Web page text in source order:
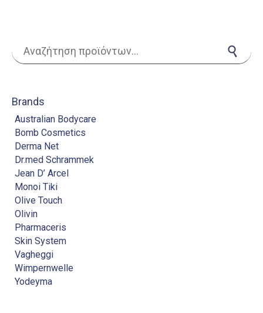
Brands
Australian Bodycare
Bomb Cosmetics
Derma Net
Dr.med Schrammek
Jean D’ Arcel
Monoi Tiki
Olive Touch
Olivin
Pharmaceris
Skin System
Vagheggi
Wimpernwelle
Yodeyma